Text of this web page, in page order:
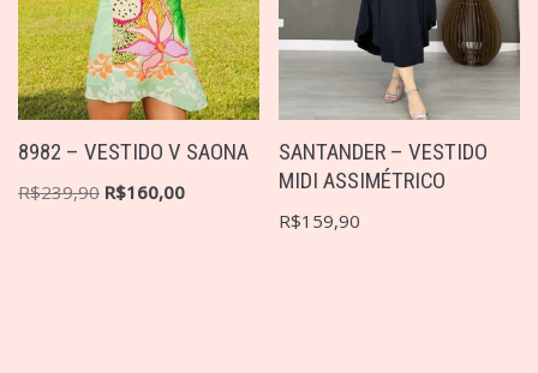
8982 – VESTIDO V SAONA
R$239,90 R$160,00
SANTANDER – VESTIDO
MIDI ASSIMÉTRICO
R$159,90